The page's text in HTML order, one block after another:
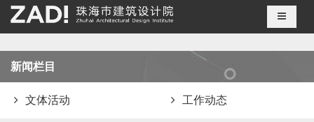
导航切
新闻栏目
文体活动 工作动态